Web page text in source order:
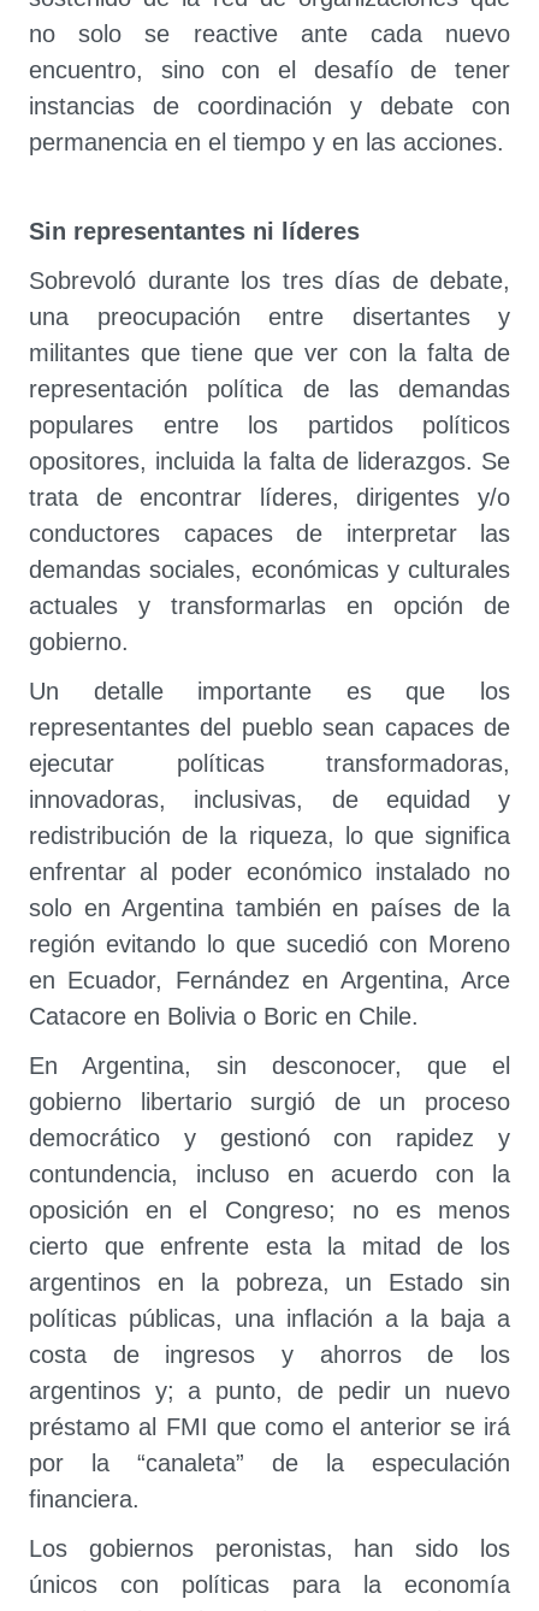
no solo se reactive ante cada nuevo
encuentro, sino con el desafío de tener
instancias de coordinación y debate con
permanencia en el tiempo y en las acciones.
Sin representantes ni líderes
Sobrevoló durante los tres días de debate,
una preocupación entre disertantes y
militantes que tiene que ver con la falta de
representación política de las demandas
populares entre los partidos políticos
opositores, incluida la falta de liderazgos. Se
trata de encontrar líderes, dirigentes y/o
conductores capaces de interpretar las
demandas sociales, económicas y culturales
actuales y transformarlas en opción de
gobierno.
Un detalle importante es que los
representantes del pueblo sean capaces de
ejecutar políticas transformadoras,
innovadoras, inclusivas, de equidad y
redistribución de la riqueza, lo que significa
enfrentar al poder económico instalado no
solo en Argentina también en países de la
región evitando lo que sucedió con Moreno
en Ecuador, Fernández en Argentina, Arce
Catacore en Bolivia o Boric en Chile.
En Argentina, sin desconocer, que el
gobierno libertario surgió de un proceso
democrático y gestionó con rapidez y
contundencia, incluso en acuerdo con la
oposición en el Congreso; no es menos
cierto que enfrente esta la mitad de los
argentinos en la pobreza, un Estado sin
políticas públicas, una inflación a la baja a
costa de ingresos y ahorros de los
argentinos y; a punto, de pedir un nuevo
préstamo al FMI que como el anterior se irá
por la “canaleta” de la especulación
financiera.
Los gobiernos peronistas, han sido los
únicos con políticas para la economía